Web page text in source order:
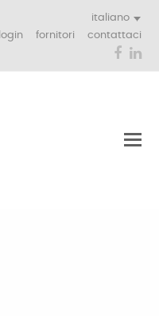
italiano
login
fornitori contattaci